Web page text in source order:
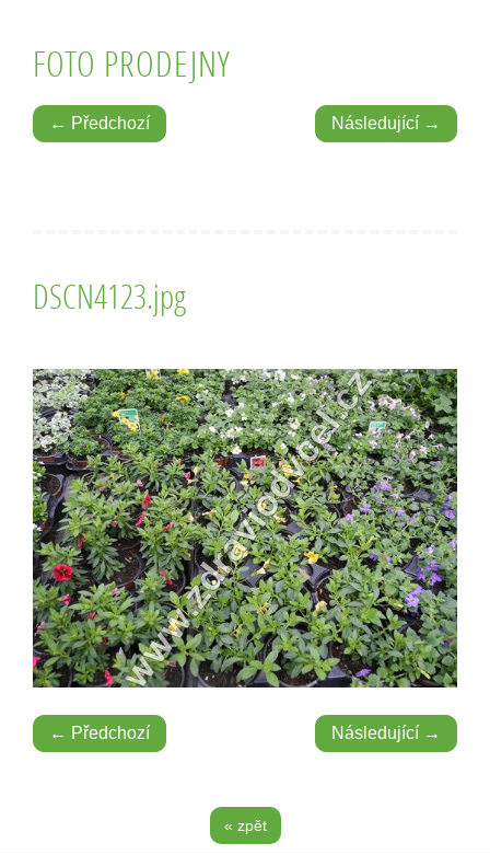
FOTO PRODEJNY
← Předchozí Následující →
DSCN4123.jpg
← Předchozí Následující →
« zpět